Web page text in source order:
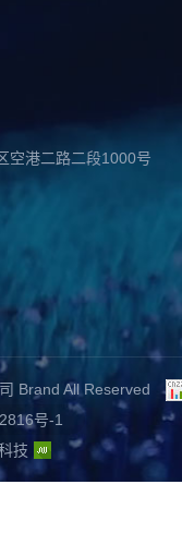
空港二路二段1000号
Brand All Reserved
号-1
技